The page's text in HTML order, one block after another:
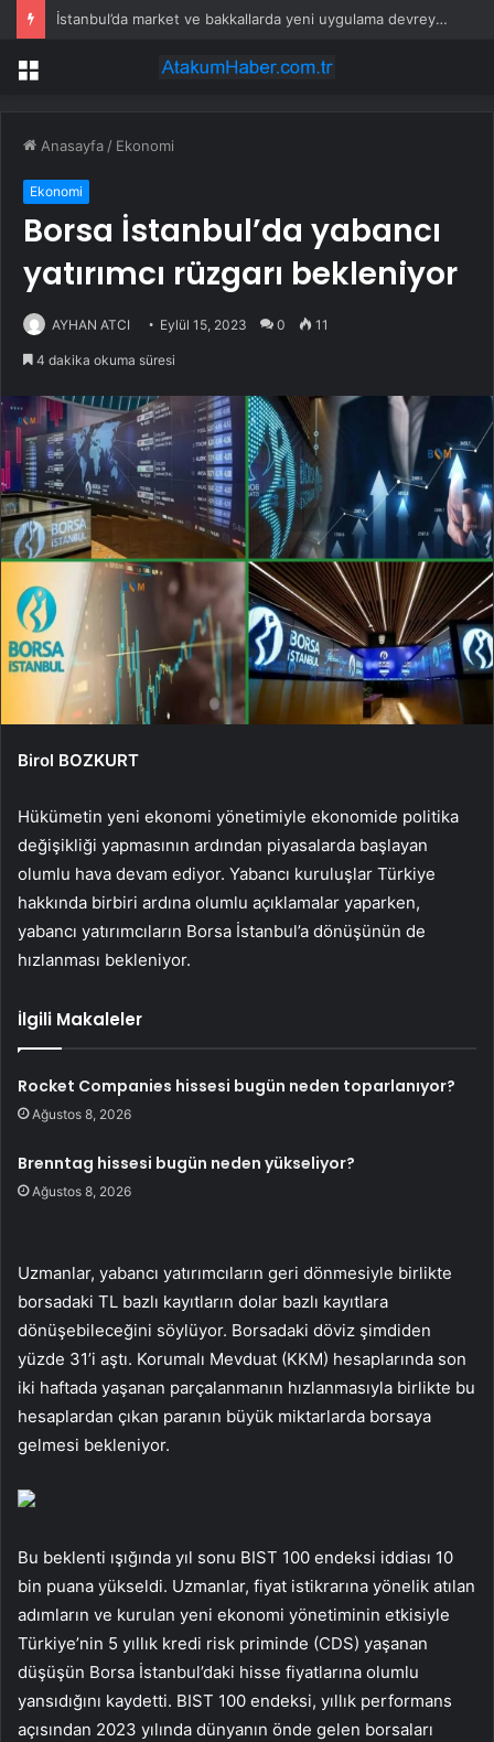
İstanbul’da market ve bakkallarda yeni uygulama devreye girdi
Menü
Anasayfa / Ekonomi
Ekonomi
Borsa İstanbul’da yabancı
yatırımcı rüzgarı bekleniyor
AYHAN ATCI Eylül 15, 2023 0 11
4 dakika okuma süresi
Birol BOZKURT
Hükümetin yeni ekonomi yönetimiyle ekonomide politika
değişikliği yapmasının ardından piyasalarda başlayan
olumlu hava devam ediyor. Yabancı kuruluşlar Türkiye
hakkında birbiri ardına olumlu açıklamalar yaparken,
yabancı yatırımcıların Borsa İstanbul’a dönüşünün de
hızlanması bekleniyor.
İlgili Makaleler
Rocket Companies hissesi bugün neden toparlanıyor?
Ağustos 8, 2026
Brenntag hissesi bugün neden yükseliyor?
Ağustos 8, 2026
Uzmanlar, yabancı yatırımcıların geri dönmesiyle birlikte
borsadaki TL bazlı kayıtların dolar bazlı kayıtlara
dönüşebileceğini söylüyor. Borsadaki döviz şimdiden
yüzde 31’i aştı. Korumalı Mevduat (KKM) hesaplarında son
iki haftada yaşanan parçalanmanın hızlanmasıyla birlikte bu
hesaplardan çıkan paranın büyük miktarlarda borsaya
gelmesi bekleniyor.
Bu beklenti ışığında yıl sonu BIST 100 endeksi iddiası 10
bin puana yükseldi. Uzmanlar, fiyat istikrarına yönelik atılan
adımların ve kurulan yeni ekonomi yönetiminin etkisiyle
Türkiye’nin 5 yıllık kredi risk priminde (CDS) yaşanan
düşüşün Borsa İstanbul’daki hisse fiyatlarına olumlu
yansıdığını kaydetti. BIST 100 endeksi, yıllık performans
açısından 2023 yılında dünyanın önde gelen borsaları